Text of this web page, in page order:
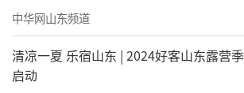
中华网山东频道
清凉一夏 乐宿山东 | 2024好客山东露营季
启动